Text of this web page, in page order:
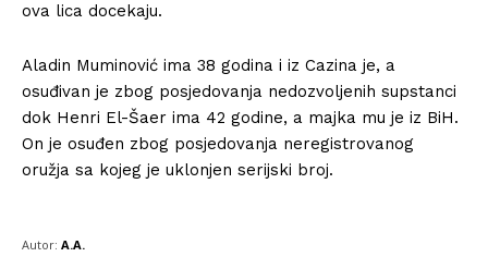
ova lica docekaju.
Aladin Muminović ima 38 godina i iz Cazina je, a
osuđivan je zbog posjedovanja nedozvoljenih supstanci
dok Henri El-Šaer ima 42 godine, a majka mu je iz BiH.
On je osuđen zbog posjedovanja neregistrovanog
oružja sa kojeg je uklonjen serijski broj.
Autor: A.A.